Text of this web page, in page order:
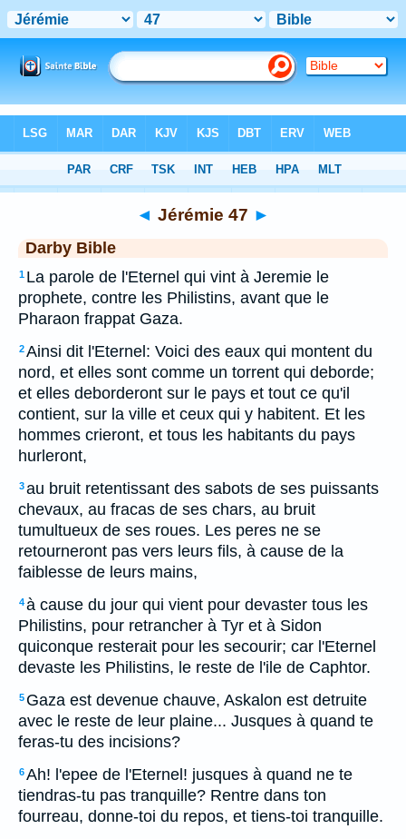
> Jérémie 47
◄ Jérémie 47 ►
Darby Bible
1 La parole de l'Eternel qui vint à Jeremie le
prophete, contre les Philistins, avant que le
Pharaon frappat Gaza.
2Ainsi dit l'Eternel: Voici des eaux qui montent du
nord, et elles sont comme un torrent qui deborde;
et elles deborderont sur le pays et tout ce qu'il
contient, sur la ville et ceux qui y habitent. Et les
hommes crieront, et tous les habitants du pays
hurleront,
3au bruit retentissant des sabots de ses puissants
chevaux, au fracas de ses chars, au bruit
tumultueux de ses roues. Les peres ne se
retourneront pas vers leurs fils, à cause de la
faiblesse de leurs mains,
4à cause du jour qui vient pour devaster tous les
Philistins, pour retrancher à Tyr et à Sidon
quiconque resterait pour les secourir; car l'Eternel
devaste les Philistins, le reste de l'ile de Caphtor.
5 Gaza est devenue chauve, Askalon est detruite
avec le reste de leur plaine... Jusques à quand te
feras-tu des incisions?
6Ah! l'epee de l'Eternel! jusques à quand ne te
tiendras-tu pas tranquille? Rentre dans ton
fourreau, donne-toi du repos, et tiens-toi tranquille.